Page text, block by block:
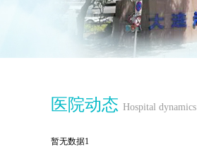
医院动态 Hospital dynamics
暂无数据1